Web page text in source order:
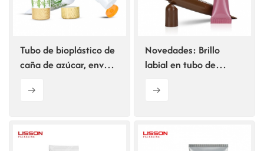
Tubo de bioplástico de
caña de azúcar, envase
sostenible,
Novedades: Brillo
labial en tubo de
ml con aplicador.